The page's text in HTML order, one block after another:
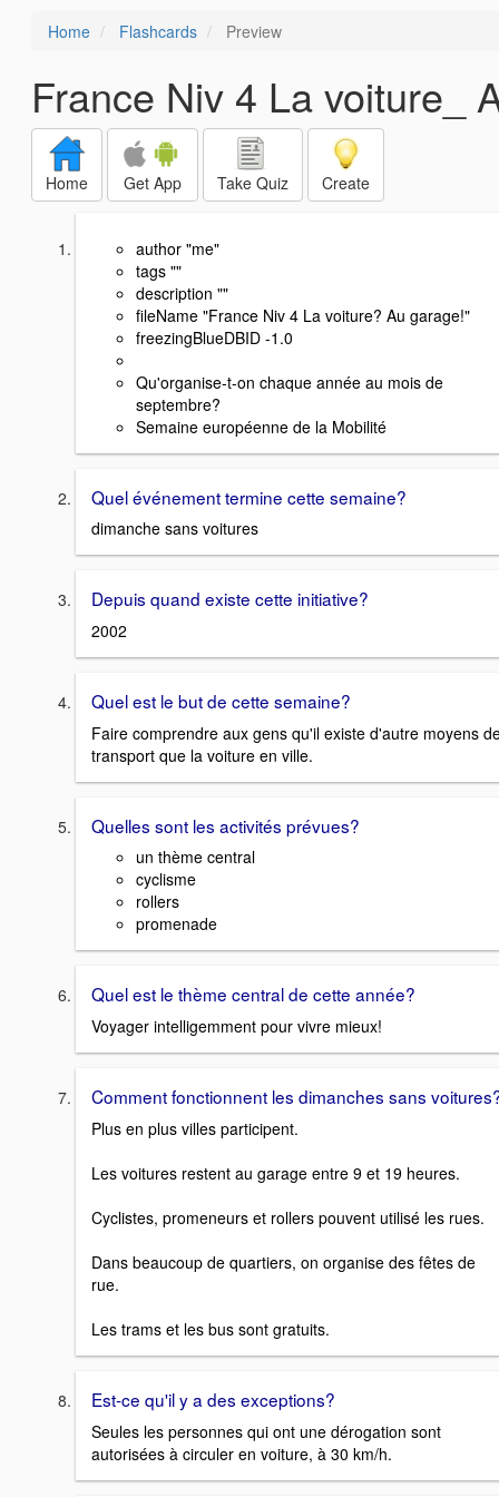
Home Flashcards Preview
France Niv 4 La voiture_
Home Get App Take Quiz Create
author "me"
tags ""
description ""
fileName "France Niv 4 La voiture? Au garage!"
freezingBlueDBID -1.0
Qu'organise-t-on chaque année au mois de
septembre?
Semaine européenne de la Mobilité
Quel événement termine cette semaine?
dimanche sans voitures
Depuis quand existe cette initiative?
2002
Quel est le but de cette semaine?
Faire comprendre aux gens qu'il existe d'autre moyens
transport que la voiture en ville.
Quelles sont les activités prévues?
un thème central
cyclisme
rollers
promenade
Quel est le thème central de cette année?
Voyager intelligemment pour vivre mieux!
Comment fonctionnent les dimanches sans
Plus en plus villes participent.
Les voitures restent au garage entre 9 et 19 heures.
Cyclistes, promeneurs et rollers pouvent utilisé les rues.
Dans beaucoup de quartiers, on organise des fêtes de
rue.
Les trams et les bus sont gratuits.
Est-ce qu'il y a des exceptions?
Seules les personnes qui ont une dérogation sont
autorisées à circuler en voiture, à 30 km/h.